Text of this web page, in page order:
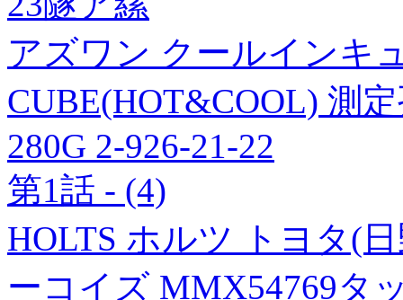
アズワン クールインキ
CUBE(HOT&COOL) 測
280G 2-926-21-22
第1話 - (4)
HOLTS ホルツ トヨタ(
ーコイズ MMX54769タ